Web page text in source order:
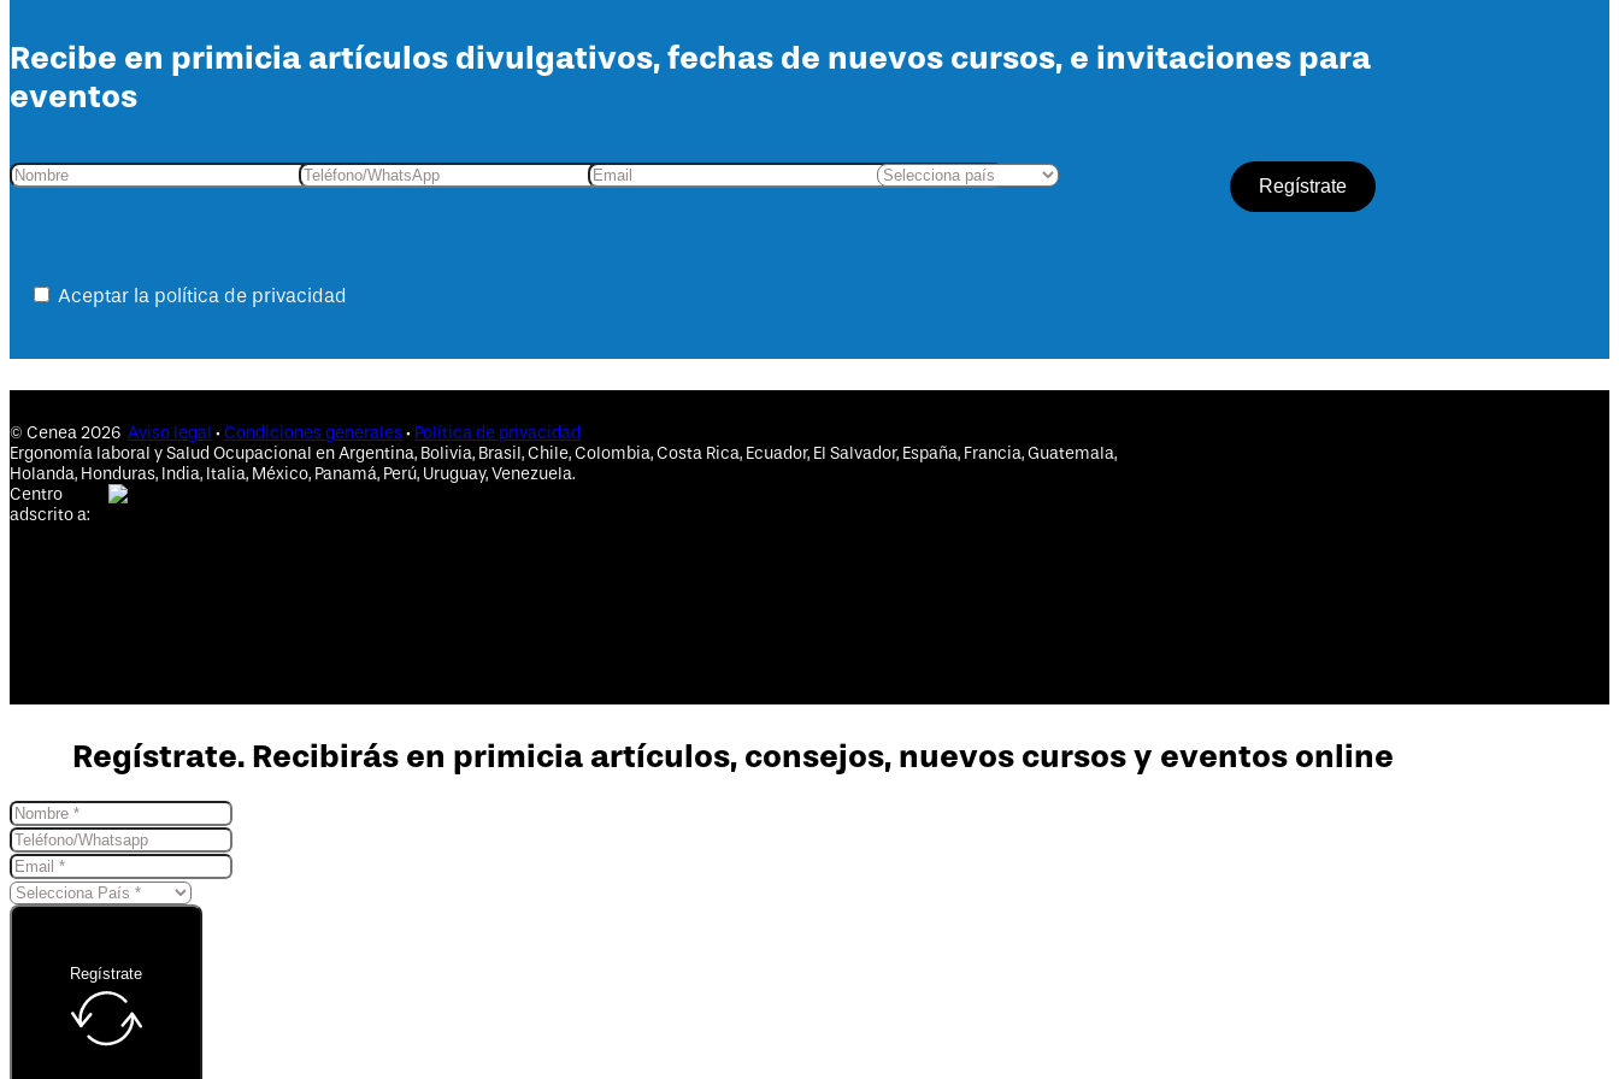
Recibe en primicia artículos divulgativos, fechas de nuevos cursos, e invitaciones para
eventos
Aceptar la política de privacidad
© Cenea 2026 Aviso legal · Condiciones generales· Política de privacidad
Ergonomía laboral y Salud Ocupacional en Argentina, Bolivia, Brasil, Chile, Colombia, Costa Rica, Ecuador, El Salvador, España, Francia, Guatemala,
Holanda, Honduras, India, Italia, México, Panamá, Perú, Uruguay, Venezuela.
Centro
adscrito a:
Regístrate. Recibirás en primicia artículos, consejos, nuevos cursos y eventos online
Regístrate